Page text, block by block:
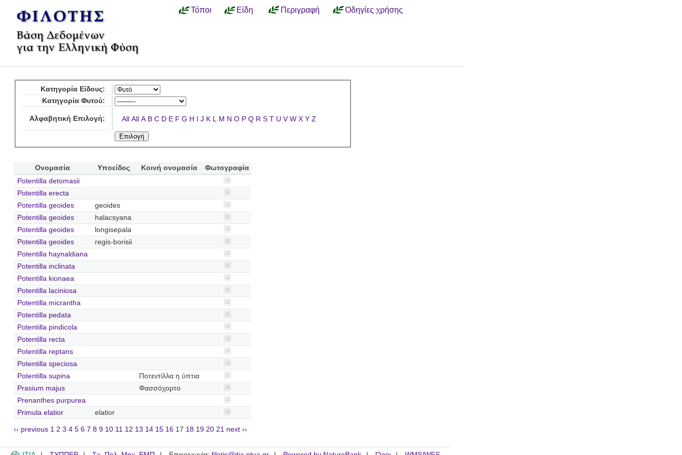
Τόποι Είδη Περιγραφή Οδηγίες χρήσης
Κατηγορία Είδους:
Κατηγορία Φυτού:
Αλφαβητική Επιλογή: All All A B C D E F G H I J K L M N O P Q R S T U V W X Y Z
Ονομασία Υποείδος Κοινή ονομασία
Φωτογραφία
Potentilla detomasii
Potentilla erecta
Potentilla geoides
geoides
Potentilla geoides
halacsyana
Potentilla geoides
longisepala
Potentilla geoides
regis-borisii
Potentilla haynaldiana
Potentilla inclinata
Potentilla kionaea
Potentilla laciniosa
Potentilla micrantha
Potentilla pedata
Potentilla pindicola
Potentilla recta
Potentilla reptans
Potentilla speciosa
Potentilla supina
Ποτεντίλλα η ύπτια
Prasium majus
Φασσόχορτο
Prenanthes purpurea
Primula elatior
elatior
‹‹ previous 1 2 3 4 5 6 7 8 9 10 11 12 13 14 15 16 17 18 19 20 21 next ››